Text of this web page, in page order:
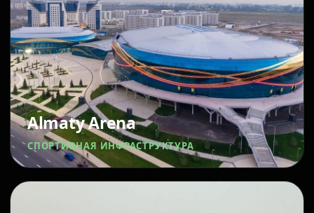
Almaty Arena
СПОРТИВНАЯ ИНФРАСТРУКТУРА